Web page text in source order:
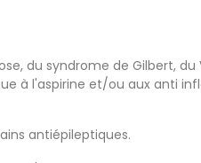
du syndrome de Gilbert, du
à l'aspirine et/ou aux anti
antiépileptiques.